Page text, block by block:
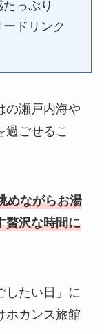
っぷり
ドリンク
の瀬戸内海や
過ごせるこ
めながらお湯
贅沢な時間に
したい日」に
ホカンス旅館